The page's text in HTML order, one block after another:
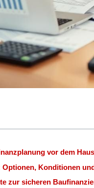
vor dem
Konditionen
zur sicheren